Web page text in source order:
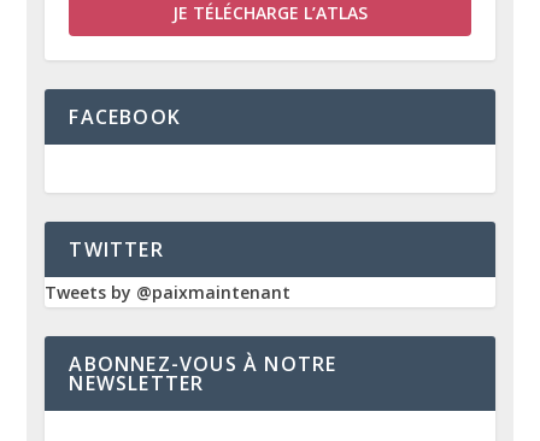
JE TÉLÉCHARGE L’ATLAS
FACEBOOK
TWITTER
Tweets by @paixmaintenant
ABONNEZ-VOUS À NOTRE
NEWSLETTER